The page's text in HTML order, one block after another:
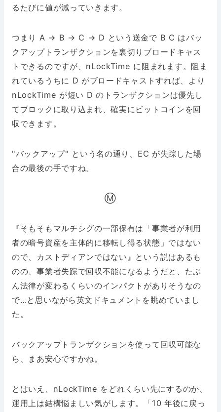
るたびに値が減っていきます。
つまり A → B → C → D という送金で B C はバッ
クアップトランザクションを裏切りブロードキャス
トできるのですが、nLockTime に阻まれます。阻ま
れているうちに D がブロードキャストすれば、より
nLockTime が短い D のトランザクションは優先し
てブロックに取り込まれ、確実にビットコインを回
収できます。
"バックアップ" という名の通り、EC が失踪した場
合の最後の手ですね。
Ⓜ️
『そもそもマルチシグの一部保有は「事業者が利用
者の暗号資産を主体的に移転し得る状態」ではない
ので、カストディアンではない』という説はあるも
のの、事業者失踪で回収不能になるようだと、たぶ
ん法律が変わるくらいのインパクトがありそうなの
で…と思いながら英文ドキュメントを眺めていまし
た。
バックアップトランザクションを使って回収可能な
ら、まあ安心ですかね。
とはいえ、nLockTime をどれくらい先にするのか、
運用上は結構悩ましい気がします。「10 年後に戻っ